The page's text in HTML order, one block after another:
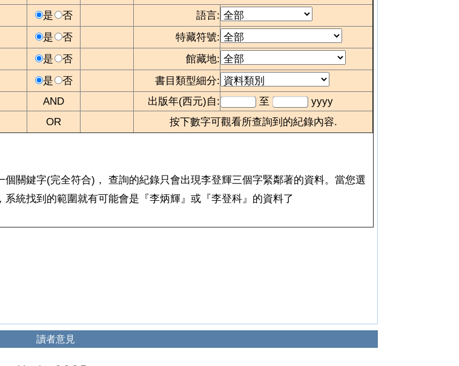
是
否
語言:
是
否
特藏符號:
是
否
館藏地:
是
否
書目類型細分:
AND 出版年(西元)自: 至
yyyy
OR 按下數字可觀看所查詢到的紀錄內容.
關鍵字(完全符合)， 查詢的紀錄只會出現李登輝三個字緊鄰著的資料。當您選
統找到的範圍就有可能會是『李炳輝』或『李登科』的資料了
讀者意見